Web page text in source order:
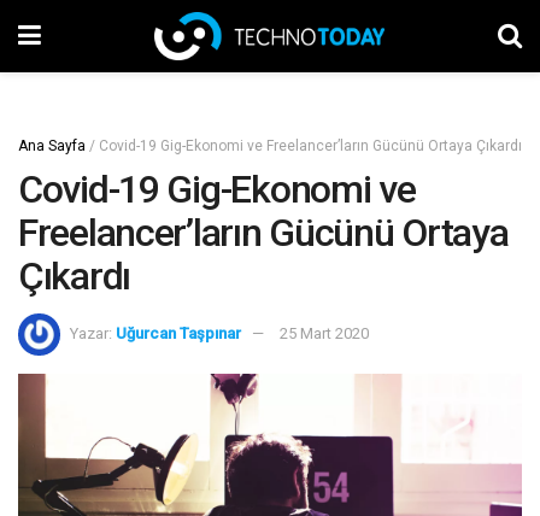
Ana Sayfa / Covid-19 Gig-Ekonomi ve Freelancer’ların Gücünü Ortaya Çıkardı
Covid-19 Gig-Ekonomi ve
Freelancer’ların Gücünü Ortaya
Çıkardı
Yazar: Uğurcan Taşpınar 25 Mart 2020